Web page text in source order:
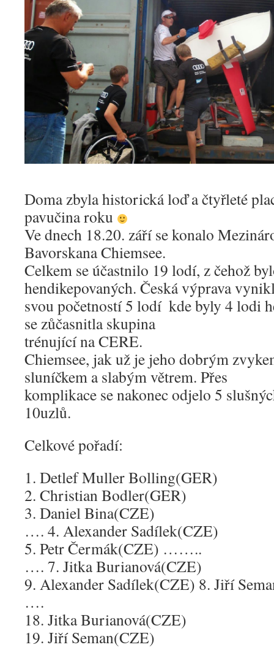
Doma zbyla historická loď a čtyřleté
pavučina roku
Ve dnech 18.­20. září se konalo
Bavorska​na Chiemsee.
Celkem se účastnilo 19 lodí, z čehož
hendikepovaných. Česká výprava
svou početností 5 lodí ­ kde byly 4 lodi
se zůčasnitla skupina
trénující na CERE.
Chiemsee, jak už je jeho dobrým
sluníčkem a slabým větrem. Přes
komplikace se nakonec odjelo 5
10uzlů.
Celkové pořadí:
1. Detlef Muller Bolling(GER)
2. Christian Bodler(GER)
3. Daniel Bina(CZE)
…. 4. Alexander Sadílek(CZE)
5. Petr Čermák(CZE) ……..
…. 7. Jitka Burianová(CZE)
9. Alexander Sadílek(CZE) 8. Jiří
….
18. Jitka Burianová(CZE)
19. Jiří Seman(CZE)